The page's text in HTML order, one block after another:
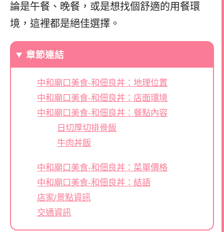
論是午餐、晚餐，或是想找個舒適的用餐環
境，這裡都是絕佳選擇。
章節連結
中和廟口美食-和佃良丼：地理位置
中和廟口美食-和佃良丼：店面環境
中和廟口美食-和佃良丼：餐點內容
日切厚切排骨飯
牛肉丼飯
中和廟口美食-和佃良丼：菜單價格
中和廟口美食-和佃良丼：結語
店家/景點資訊
交通資訊